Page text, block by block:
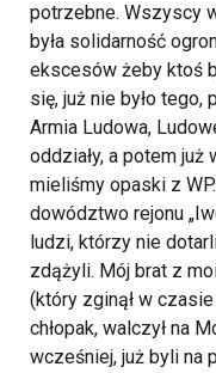
potrzebne. Wszyscy
była solidarność
ekscesów żeby ktoś
się, już nie było tego,
Armia Ludowa,
oddziały, a potem
mieliśmy opaski z
dowództwo rejonu
ludzi, którzy nie
zdążyli. Mój brat z
(który zginął w
chłopak, walczył na
wcześniej, już byli na